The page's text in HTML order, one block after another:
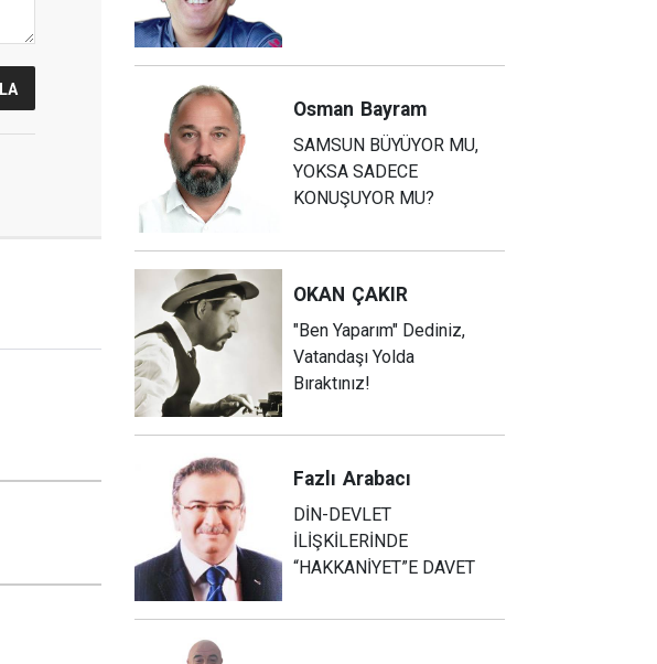
Osman Bayram
SAMSUN BÜYÜYOR MU,
YOKSA SADECE
KONUŞUYOR MU?
OKAN ÇAKIR
"Ben Yaparım" Dediniz,
Vatandaşı Yolda
Bıraktınız!
Fazlı Arabacı
DİN-DEVLET
İLİŞKİLERİNDE
“HAKKANİYET”E DAVET